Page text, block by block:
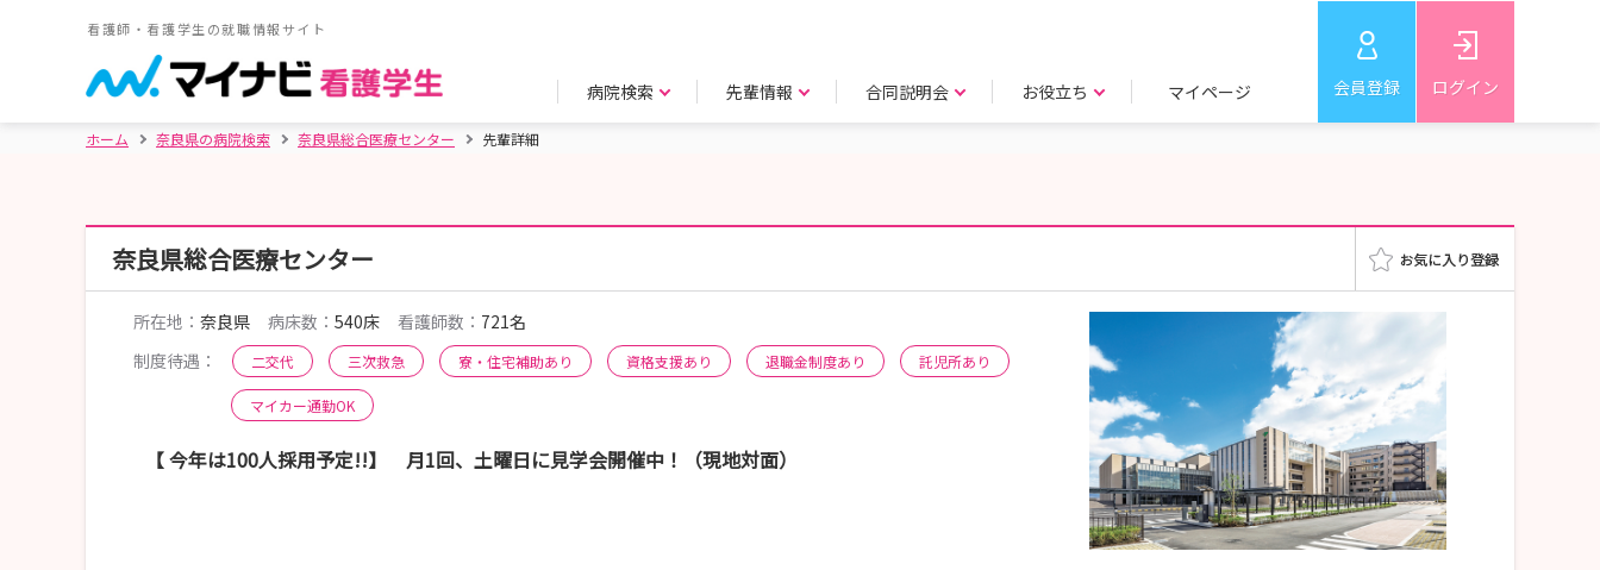
看護師・看護学生の就職情報サイト
病院検索 先輩情報 合同説明会 お役立ち マイページ 会員登録 ログイン
ホーム 奈良県の病院検索 奈良県総合医療センター 先輩詳細
奈良県総合医療センター
所在地： 奈良県 病床数： 540床 看護師数： 721名
制度待遇：
二交代 三次救急 寮・住宅補助あり 資格支援あり 退職金制度あり 託児所あり
マイカー通勤OK
【 今年は100人採用予定!!】 月1回、土曜日に見学会開催中！（現地対面）